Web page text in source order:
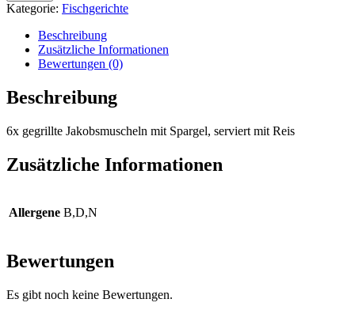
Menge
Kategorie: Fischgerichte
Beschreibung
Zusätzliche Informationen
Bewertungen (0)
Beschreibung
6x gegrillte Jakobsmuscheln mit Spargel, serviert mit Reis
Zusätzliche Informationen
Allergene B,D,N
Bewertungen
Es gibt noch keine Bewertungen.